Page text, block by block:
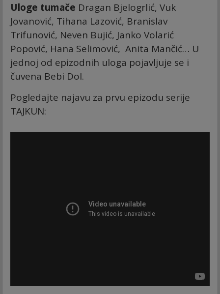
Uloge tumače Dragan Bjelogrlić, Vuk
Jovanović, Tihana Lazović, Branislav
Trifunović, Neven Bujić, Janko Volarić
Popović, Hana Selimović, Anita Mančić… U
jednoj od epizodnih uloga pojavljuje se i
čuvena Bebi Dol.
Pogledajte najavu za prvu epizodu serije
TAJKUN: